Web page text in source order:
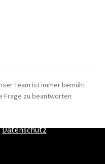
Team ist immer bemüht
Frage zu beantworten
Datenschutz